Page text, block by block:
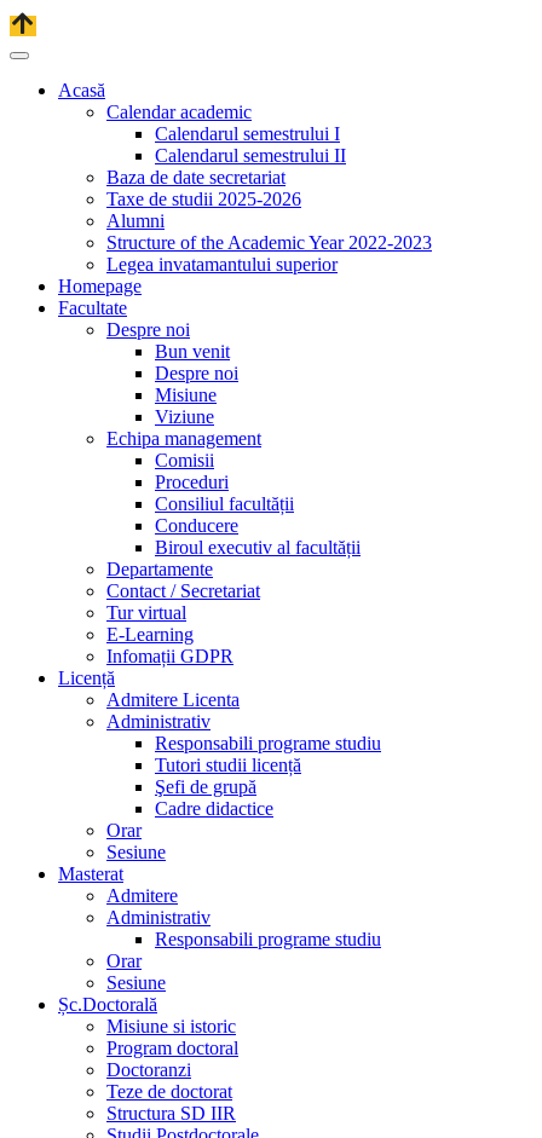
Acasă
Calendar academic
Calendarul semestrului I
Calendarul semestrului II
Baza de date secretariat
Taxe de studii 2025-2026
Alumni
Structure of the Academic Year 2022-2023
Legea invatamantului superior
Homepage
Facultate
Despre noi
Bun venit
Despre noi
Misiune
Viziune
Echipa management
Comisii
Proceduri
Consiliul facultății
Conducere
Biroul executiv al facultății
Departamente
Contact / Secretariat
Tur virtual
E-Learning
Infomații GDPR
Licență
Admitere Licenta
Administrativ
Responsabili programe studiu
Tutori studii licență
Şefi de grupă
Cadre didactice
Orar
Sesiune
Masterat
Admitere
Administrativ
Responsabili programe studiu
Orar
Sesiune
Șc.Doctorală
Misiune si istoric
Program doctoral
Doctoranzi
Teze de doctorat
Structura SD IIR